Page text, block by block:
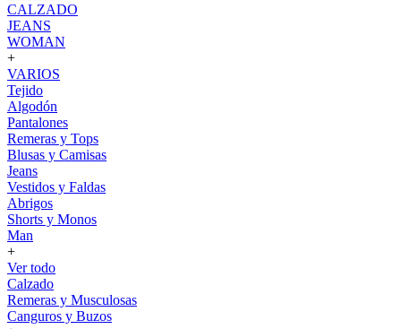
CALZADO
JEANS
WOMAN
+
VARIOS
Tejido
Algodón
Pantalones
Remeras y Tops
Blusas y Camisas
Jeans
Vestidos y Faldas
Abrigos
Shorts y Monos
Man
+
Ver todo
Calzado
Remeras y Musculosas
Canguros y Buzos